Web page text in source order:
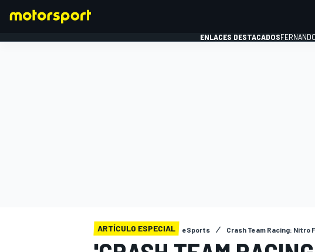
ENLACES DESTACADOS
ARTÍCULO ESPECIAL eSports Crash Team Racing: Nitro